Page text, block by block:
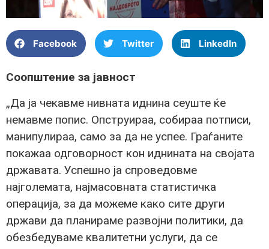
Facebook Twitter LinkedIn
Соопштение за јавност
„Да ја чекавме нивната иднина сеуште ќе
немавме попис. Опструираа, собираа потписи,
манипулираа, само за да не успее. Граѓаните
покажаа одговорност кон иднината на својата
државата. Успешно ја спроведовме
најголемата, најмасовната статистичка
операција, за да можеме како сите други
држави да планираме развојни политики, да
обезбедуваме квалитетни услуги, да се